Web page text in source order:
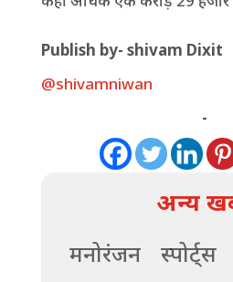
Publish by- shivam Dixit
@shivamniwan
-
अन्य
मनोरंजन स्पोर्ट्स